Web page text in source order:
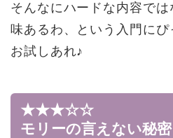
そんなにハードな内容で
味あるわ、という入門にぴ
お試しあれ♪
★★★☆☆
モリーの言えない秘密